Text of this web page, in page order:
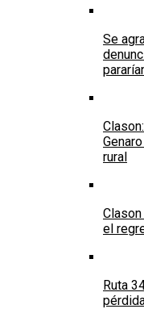
Se
rural
el
Ruta